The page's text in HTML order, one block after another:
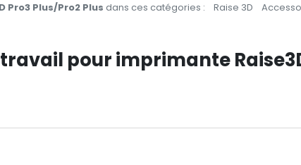
Plus/Pro2 Plus dans ces catégories : Raise 3D
pour imprimante